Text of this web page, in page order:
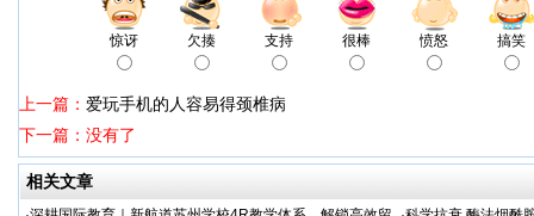
惊讶 欠揍 支持 很棒 愤怒 搞笑
上一篇： 爱玩手机的人容易得颈椎病
下一篇：没有了
相关文章